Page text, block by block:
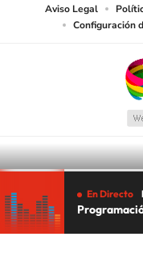
Aviso Legal
Configuración
En Directo